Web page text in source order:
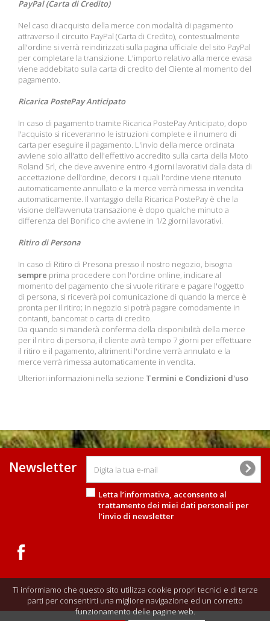
PayPal (Carta di Credito)
Nel caso di acquisto della merce con modalità di pagamento
attraverso il circuito PayPal (Carta di Credito), contestualmente
all'ordine si verrà reindirizzati sulla pagina ufficiale del sito PayPal
per completare la transizione. L'importo relativo alla merce evasa
viene addebitato sulla carta di credito del Cliente al momento del
pagamento.
Ricarica PostePay Anticipato
In caso di pagamento tramite Ricarica PostePay Anticipato, dopo
l'acquisto si riceveranno le istruzioni complete e il numero di
carta per eseguire il pagamento. L'invio della merce ordinata
avviene solo all'atto dell'effettivo accredito sulla carta della Moto
Roland Srl, che deve avvenire entro 4 giorni lavorativi dalla data di
accettazione dell'ordine, decorsi i quali l'ordine viene ritenuto
automaticamente annullato e la merce verrà rimessa in vendita
automaticamente. Il vantaggio della Ricarica PostePay è che la
visione dell’avvenuta transazione è dopo qualche minuto a
differenza del Bonifico che avviene in 1/2 giorni lavorativi.
Ritiro di Persona
In caso di Ritiro di Presona presso il nostro negozio, bisogna
sempre prima procedere con l'ordine online, indicare al
momento del pagamento che si vuole ritirare e pagare l'oggetto
di persona, si riceverà poi comunicazione di quando la merce è
pronta per il ritiro; in negozio si potrà pagare comodamente in
contanti, bancomat o carta di credito.
Da quando si manderà conferma della disponibilità della merce
per il ritiro di persona, il cliente avrà tempo 7 giorni per effettuare
il ritiro e il pagamento, altrimenti l'ordine verrà annulato e la
merce verrà rimessa automaticamente in vendita.
Ulteriori informazioni nella sezione Termini e Condizioni d'uso
Newsletter
Letta l’informativa, acconsento al
trattamento dei miei dati personali per
l’invio di newsletter
Ti informiamo che questo sito utilizza cookie propri tecnici e di terze
parti per consentirti una migliore navigazione ed un corretto
funzionamento delle pagine web.